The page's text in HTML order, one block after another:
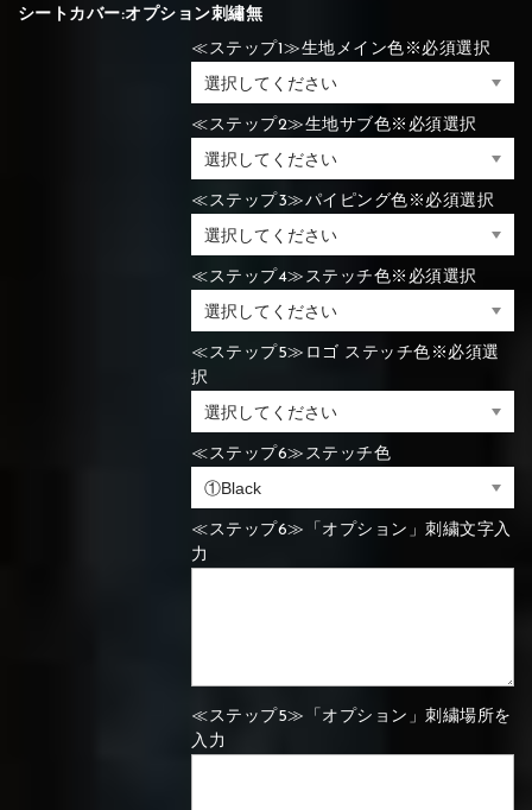
⑪Black
⑭Caramel
⑪Black
⑭Caramel ⑮Wine red
⑧Orange ⑨Pink
⑪Black ⑫Ivory
⑭Caramel
⑧Yellow ⑨Orange
⑭Pink
⑧Yellow
⑪Blue ⑫Aqua blue
⑭Pink ⑮Rose pink
シートカバー:オプション刺繡無
≪ステップ1≫生地メイン色※必須選択
≪ステップ2≫生地サブ色※必須選択
≪ステップ3≫パイピング色※必須選択
≪ステップ4≫ステッチ色※必須選択
≪ステップ5≫ロゴ ステッチ色※必須選
択
≪ステップ6≫ステッチ色
≪ステップ6≫「オプション」刺繍文字入
力
≪ステップ5≫「オプション」刺繍場所を
入力